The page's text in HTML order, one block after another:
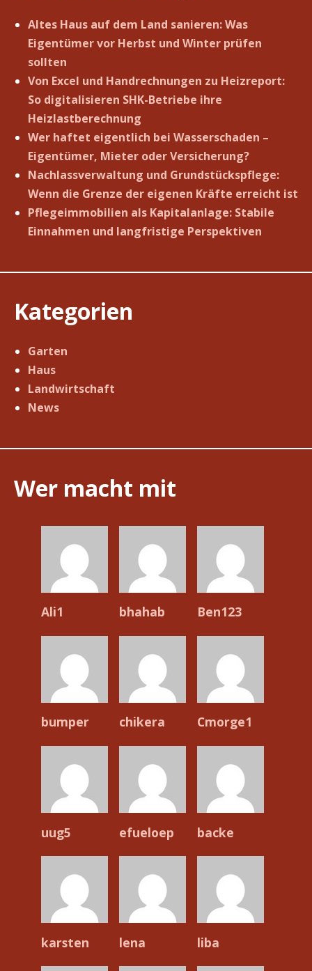
Altes Haus auf dem Land sanieren: Was
Eigentümer vor Herbst und Winter prüfen
sollten
Von Excel und Handrechnungen zu Heizreport:
So digitalisieren SHK-Betriebe ihre
Heizlastberechnung
Wer haftet eigentlich bei Wasserschaden –
Eigentümer, Mieter oder Versicherung?
Nachlassverwaltung und Grundstückspflege:
Wenn die Grenze der eigenen Kräfte erreicht ist
Pflegeimmobilien als Kapitalanlage: Stabile
Einnahmen und langfristige Perspektiven
Kategorien
Garten
Haus
Landwirtschaft
News
Wer macht mit
Ali1 bhahab Ben123
bumper chikera Cmorge1
uug5 efueloep backe
karsten lena liba